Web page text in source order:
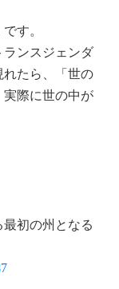
す。
ンスジェンダ
れたら、「世の
実際に世の中が
初の州となる